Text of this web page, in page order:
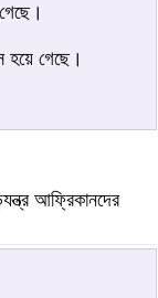
হয়ে গেছে।
আফ্রিকানদের